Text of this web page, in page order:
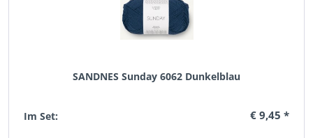
SANDNES Sunday 6062 Dunkelblau
Im Set: € 9,45 *